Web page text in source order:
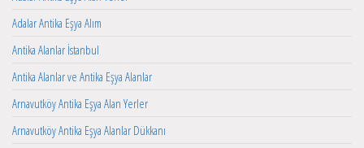
Adalar Antika Eşya Alım
Antika Alanlar İstanbul
Antika Alanlar ve Antika Eşya Alanlar
Arnavutköy Antika Eşya Alan Yerler
Arnavutköy Antika Eşya Alanlar Dükkanı